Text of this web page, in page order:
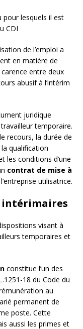
pour lesquels il est
CDI
de l’emploi a
en matière de
entre deux
abusif à l’intérim
juridique
temporaire.
recours, la durée de
qualification
les conditions d’une
contrat de mise à
utilisatrice.
intérimaires
visant à
temporaires et
constitue l’un des
18 du Code du
au
permanent de
poste. Cette
aussi les primes et